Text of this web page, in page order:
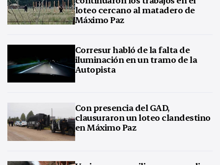
loteo cercano al matadero de
Máximo Paz
Corresur habló de la falta de
iluminación en un tramo de la
Autopista
Con presencia del GAD,
clausuraron un loteo clandestino
en Máximo Paz